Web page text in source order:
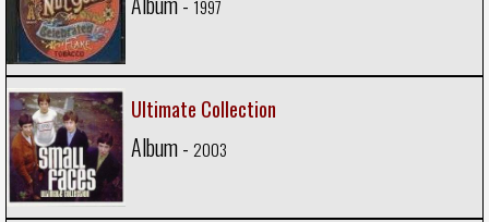
1997
Ultimate Collection
Album - 2003